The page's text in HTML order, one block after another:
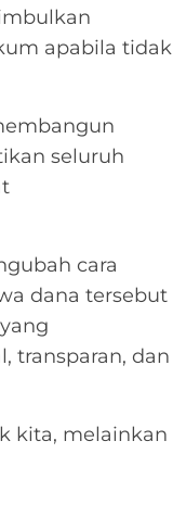
apabila tidak
seluruh
cara
dana tersebut
transparan, dan
kita, melainkan